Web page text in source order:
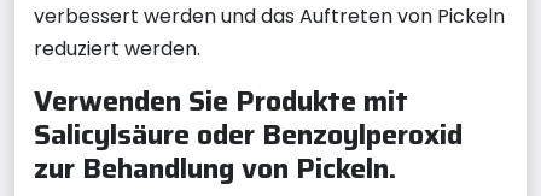
verbessert werden und das Auftreten von Pickeln
reduziert werden.
Verwenden Sie Produkte mit
Salicylsäure oder Benzoylperoxid
zur Behandlung von Pickeln.